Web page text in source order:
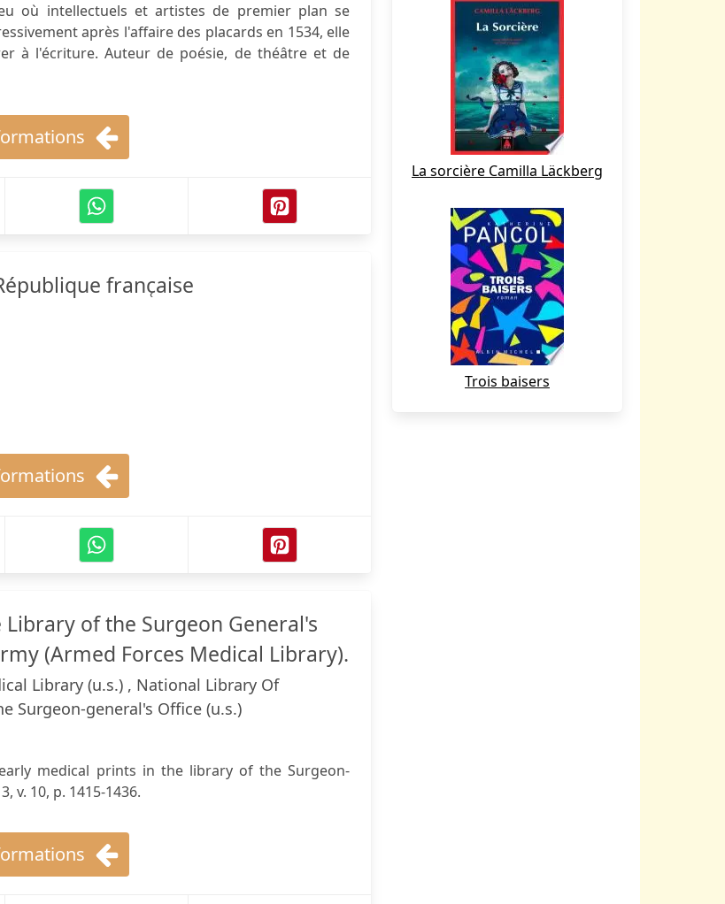
où intellectuels et artistes de premier plan se
après l'affaire des placards en 1534, elle
à l'écriture. Auteur de poésie, de théâtre et de
franc̜aise
of the Surgeon General's
(Armed Forces Medical Library).
Library (u.s.) , National Library Of
Surgeon-general's Office (u.s.)
medical prints in the library of the Surgeon-
v. 10, p. 1415-1436.
La sorcière Camilla Läckberg
Trois baisers